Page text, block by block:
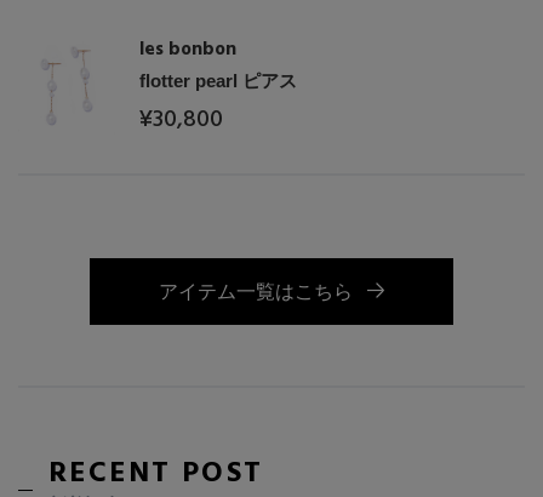
les bonbon
flotter pearl ピアス
¥30,800
アイテム一覧はこちら
RECENT POST